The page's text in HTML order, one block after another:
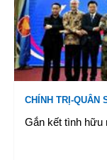
CHÍNH TRỊ-QUÂN
Gắn kết tình hữu